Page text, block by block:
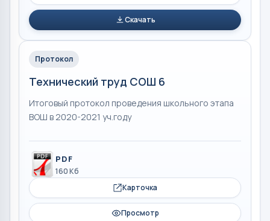
Скачать
Протокол
Технический труд СОШ 6
Итоговый протокол проведения школьного этапа
ВОШ в 2020-2021 уч.году
PDF
160 Кб
Карточка
Просмотр